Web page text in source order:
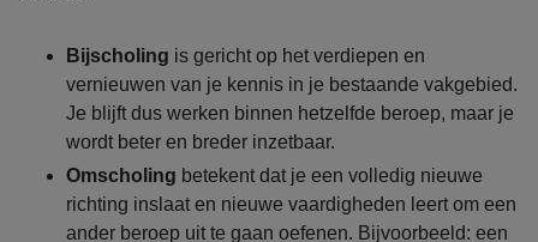
Bijscholing is gericht op het verdiepen en
vernieuwen van je kennis in je bestaande vakgebied.
Je blijft dus werken binnen hetzelfde beroep, maar je
wordt beter en breder inzetbaar.
Omscholing betekent dat je een volledig nieuwe
richting inslaat en nieuwe vaardigheden leert om een
ander beroep uit te gaan oefenen. Bijvoorbeeld: een